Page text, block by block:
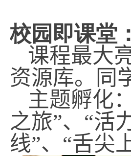
校园即课堂
课程最大
资源库。同
主题孵化：
之旅”、“活
线”、“舌尖